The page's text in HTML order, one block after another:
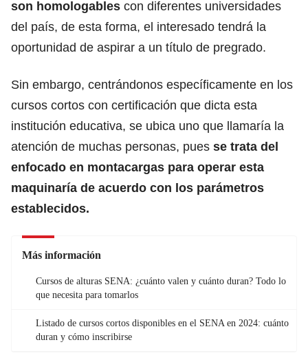
son homologables con diferentes universidades
del país, de esta forma, el interesado tendrá la
oportunidad de aspirar a un título de pregrado.
Sin embargo, centrándonos específicamente en los
cursos cortos con certificación que dicta esta
institución educativa, se ubica uno que llamaría la
atención de muchas personas, pues se trata del
enfocado en montacargas para operar esta
maquinaría de acuerdo con los parámetros
establecidos.
Más información
Cursos de alturas SENA: ¿cuánto valen y cuánto duran? Todo lo
que necesita para tomarlos
Listado de cursos cortos disponibles en el SENA en 2024: cuánto
duran y cómo inscribirse